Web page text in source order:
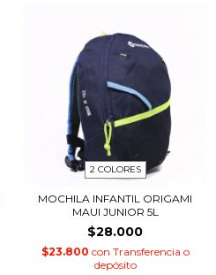
2 COLORES
MOCHILA INFANTIL ORIGAMI
MAUI JUNIOR 5L
$28.000
$23.800 con Transferencia o
depósito